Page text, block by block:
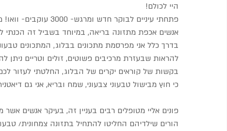
היי לכולם!
פתחתי עיניים לבוקר
אנשים אכפת מתזונה בריאה, במיוחד בשביל זה הכנתי
בדרך כלל אני מפרסמת מתכונים בבלוג, המתכונים
להראות שבעזרת מרכיבים פשוטים, זולים וטריים
בקשות של קוראים יקרים של הבלוג, החלטתי לעזור
כי חוץ מבישול טבעוני צבעוני, שמח ובריא, אני גם
פונים אליי מטופלים רבים בעניין זה, בעיקר אנשים
הורים שילדיהם החליטו להתחיל בתזונה צמחונית/